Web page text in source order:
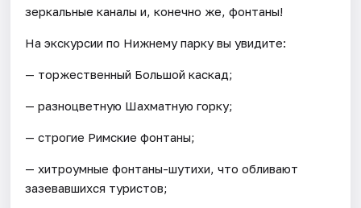
зеркальные каналы и, конечно же, фонтаны!
На экскурсии по Нижнему парку вы увидите:
— торжественный Большой каскад;
— разноцветную Шахматную горку;
— строгие Римские фонтаны;
— хитроумные фонтаны-шутихи, что обливают
зазевавшихся туристов;